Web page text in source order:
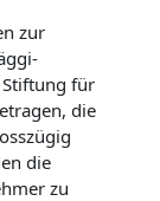
zur
für
die
die
zu